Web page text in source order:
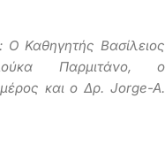
Καθηγητής Βασίλειος
Παρμιτάνο, ο
και ο Δρ. Jorge-A.